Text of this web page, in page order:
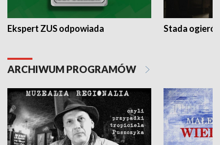
Ekspert ZUS odpowiada Stada
ARCHIWUM PROGRAMÓW